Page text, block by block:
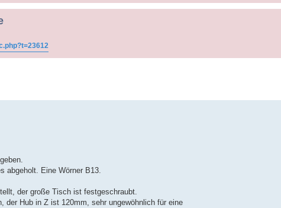
abgeholt. Eine Wörner B13.
der große Tisch ist festgeschraubt.
der Hub in Z ist 120mm, sehr ungewöhnlich für eine